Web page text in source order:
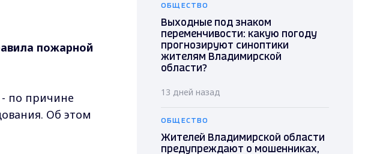
пожарной
- по причине
Об этом
ОБЩЕСТВО
Выходные под знаком
переменчивости: какую погоду
прогнозируют синоптики
жителям Владимирской
области?
13 дней назад
ОБЩЕСТВО
Жителей Владимирской области
предупреждают о мошенниках,